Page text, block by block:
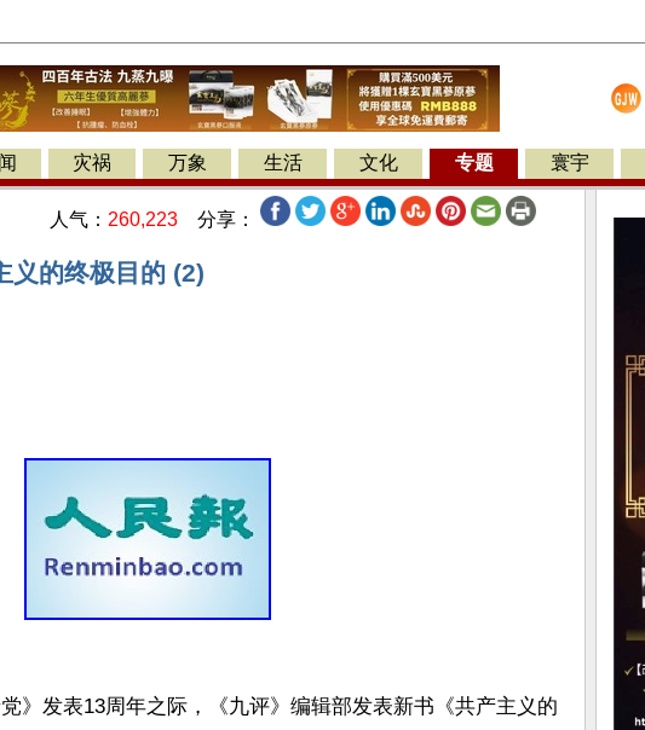
灾祸 万象 生活 文化 专题 寰宇
人气： 260,223 分享：
义的终极目的 (2)
》发表13周年之际，《九评》编辑部发表新书《共产主义的